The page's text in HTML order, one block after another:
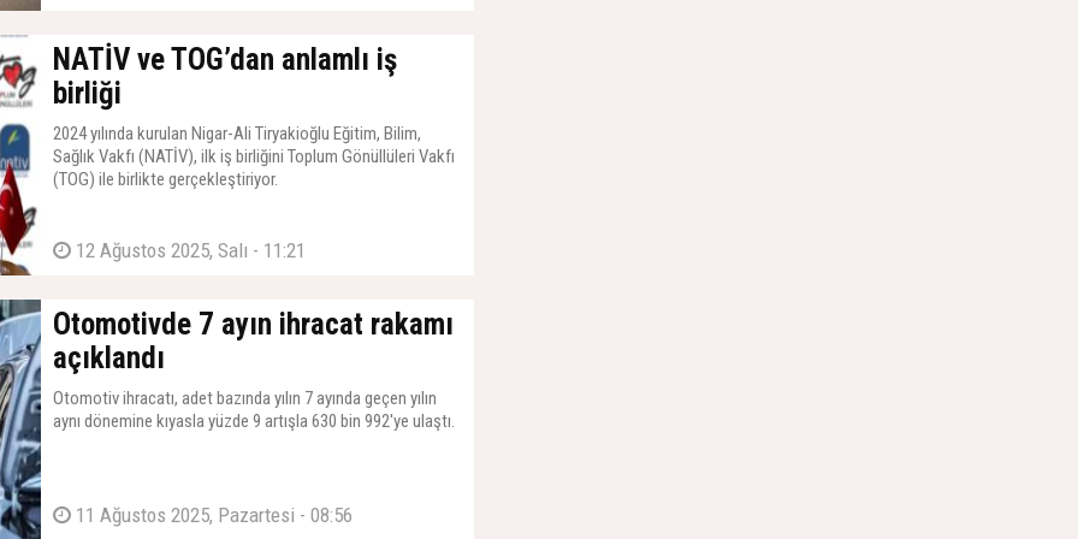
NATİV ve TOG’dan anlamlı iş
birliği
2024 yılında kurulan Nigar-Ali Tiryakioğlu Eğitim, Bilim,
Sağlık Vakfı (NATİV), ilk iş birliğini Toplum Gönüllüleri Vakfı
(TOG) ile birlikte gerçekleştiriyor.
12 Ağustos 2025, Salı - 11:21
Otomotivde 7 ayın ihracat rakamı
açıklandı
Otomotiv ihracatı, adet bazında yılın 7 ayında geçen yılın
aynı dönemine kıyasla yüzde 9 artışla 630 bin 992'ye ulaştı.
11 Ağustos 2025, Pazartesi - 08:56